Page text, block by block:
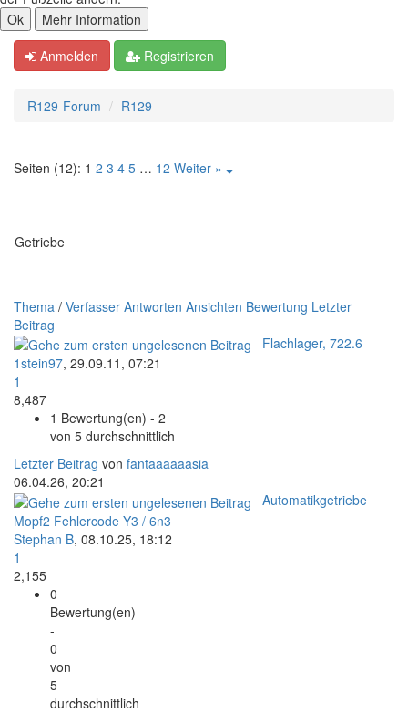
Anmelden Registrieren
R129-Forum R129
Seiten (12): 1 2 3 4 5 … 12 Weiter »
Getriebe
Thema / Verfasser Antworten Ansichten Bewertung Letzter
Beitrag
Flachlager, 722.6
1stein97, 29.09.11, 07:21
1
8,487
1 Bewertung(en) - 2
von 5 durchschnittlich
Letzter Beitrag von fantaaaaaasia
06.04.26, 20:21
Automatikgetriebe
Mopf2 Fehlercode Y3 / 6n3
Stephan B, 08.10.25, 18:12
1
2,155
0
Bewertung(en)
-
0
von
5
durchschnittlich